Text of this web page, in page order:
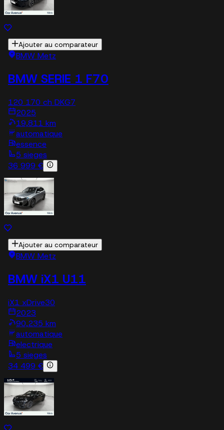
Ajouter au comparateur
BMW Metz
BMW SERIE 1 F70
120 170 ch DKG7
2025
19,811 km
automatique
essence
5 sieges
36 999 €
Ajouter au comparateur
BMW Metz
BMW iX1 U11
iX1 xDrive30
2023
90,235 km
automatique
electrique
5 sieges
34 499 €